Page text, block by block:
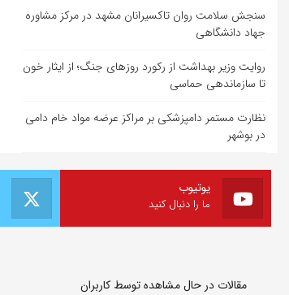
سنجش سلامت روان تاکسیرانان مشهد در مرکز مشاوره
جهاد دانشگاهی
روایت وزیر بهداشت از رکورد روزهای جنگ؛ از ایثار خون
تا سازماندهی حماسی
نظارت مستمر دامپزشکی بر مراکز عرضه مواد خام دامی
در بوشهر
یوتیوب
ما را دنبال کنید
مقالات در حال مشاهده توسط کاربران